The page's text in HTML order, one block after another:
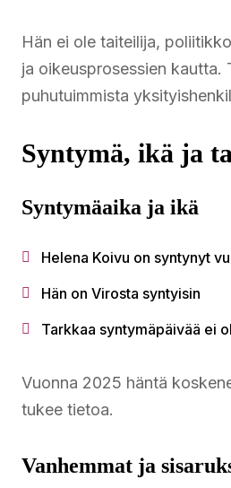
Hän ei ole taiteilija,
ja oikeusprosessien kautta.
puhutuimmista
Syntymä, ikä ja
Syntymäaika ja ikä
Helena Koivu on syntynyt
Hän on Virosta syntyisin
Tarkkaa syntymäpäivää ei
Vuonna 2025 häntä
tukee tietoa.
Vanhemmat ja